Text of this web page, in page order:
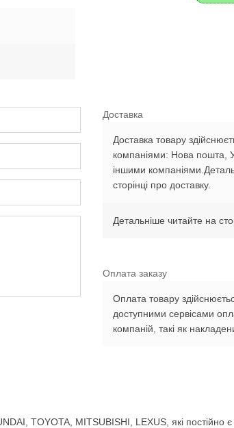
Доставка
Доставка товару
компаніями: Нова пошта,
іншими
сторінці про доставку.
Детальніше читайте на
Оплата заказу
Оплата товару
доступними сервісами
компаній, такі як
TOYOTA, MITSUBISHI, LEXUS, які постійно є